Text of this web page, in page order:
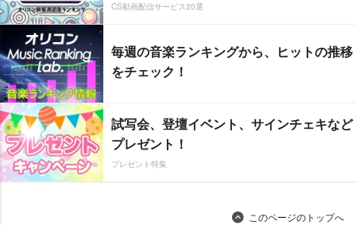
CS動画配信サービス20選
毎週の音楽ランキングから、ヒットの推移
をチェック！
試写会、登壇イベント、サインチェキなど
プレゼント！
プレゼント特集
このページのトップへ